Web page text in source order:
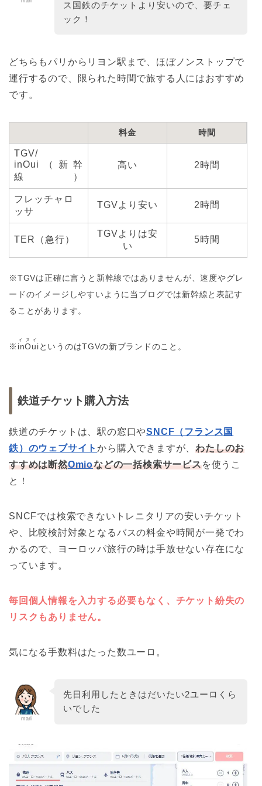
ス国鉄のチケットより安いので、要チェ
ック！
どちらもパリからリヨン駅まで、ほぼノンストップで
運行するので、限られた時間で旅する人にはおすすめ
です。
料金 時間
TGV/
inOui（新幹
線）
高い 2時間
フレッチャロ
ッサ
TGVより安い 2時間
TER（急行）
TGVよりは安
い
5時間
※TGVは正確に言うと新幹線ではありませんが、速度やグレ
ードのイメージしやすいように当ブログでは新幹線と表記す
ることがあります。
※ inOui
イヌイ
というのはTGVの新ブランドのこと。
鉄道チケット購入方法
鉄道のチケットは、駅の窓口やSNCF（フランス国
鉄）のウェブサイトから購入できますが、わたしのお
すすめは断然Omioなどの一括検索サービスを使うこ
と！
SNCFでは検索できないトレニタリアの安いチケット
や、比較検討対象となるバスの料金や時間が一発でわ
かるので、ヨーロッパ旅行の時は手放せない存在にな
っています。
毎回個人情報を入力する必要もなく、チケット紛失の
リスクもありません。
気になる手数料はたった数ユーロ。
mari
先日利用したときはだいたい2ユーロくら
いでした